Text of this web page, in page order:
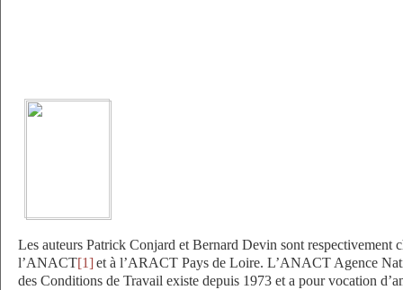
Les auteurs Patrick Conjard et Bernard Devin sont respectivement
l’ANACT[1]et à l’ARACT Pays de Loire. L’ANACT Agence
des Conditions de Travail existe depuis 1973 et a pour vocation